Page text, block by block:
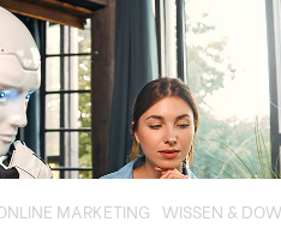
MARKETING WISSEN &